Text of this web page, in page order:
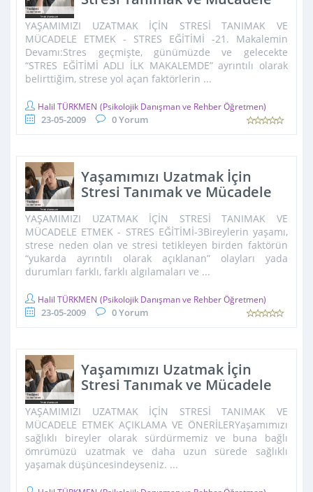
YAŞAMIMIZI UZATMAK İÇİN STRESİ TANIMAK VE
MÜCADELE ETMEK - STRES EĞİTİMİ -21. Makalemin
Devamı:Stres geçmişte, günümüzde ve gelecekte
“STRES EĞİTİMİ ADLI İLK MAKALEMDE” ayrıntılı olarak
belirttiğim, strese yol açan faktörlerin ...
Halil TÜRKMEN (Psikolojik Danışman ve Rehber Öğretmen)
23-05-2009 0 Yorum
Yaşamımızı Uzatmak İçin
Stresi Tanımak ve Mücadele
YAŞAMIMIZI UZATMAK İÇİN STRESİ TANIMAK VE
MÜCADELE ETMEK - STRES EĞİTİMİ-3Bireylerin yaşamı,
strese neden olan ve stresi tetikleyen birden faktörün
“yukarda ayrıntılı olarak açıklanan” olayları yada
durumları farklı, farklı algılamaları ve ...
Halil TÜRKMEN (Psikolojik Danışman ve Rehber Öğretmen)
23-05-2009 0 Yorum
Yaşamımızı Uzatmak İçin
Stresi Tanımak ve Mücadele
YAŞAMIMIZI UZATMAK İÇİN STRESİ TANIMAK VE
MÜCADELE ETMEK AÇIKLAMA VE ÖNERİLERYaşamımızı
sağlıklı bireyler olarak sürdürmemiz ve buna bağlı
ömrümüzü uzatmak ve daha uzun sürede sağlıklı
yaşamak düşüncesindeyseniz. ...